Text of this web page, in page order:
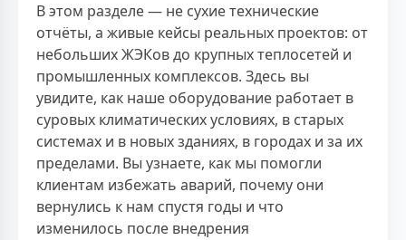
В этом разделе — не сухие технические
отчёты, а живые кейсы реальных проектов: от
небольших ЖЭКов до крупных теплосетей и
промышленных комплексов. Здесь вы
увидите, как наше оборудование работает в
суровых климатических условиях, в старых
системах и в новых зданиях, в городах и за их
пределами. Вы узнаете, как мы помогли
клиентам избежать аварий, почему они
вернулись к нам спустя годы и что
изменилось после внедрения